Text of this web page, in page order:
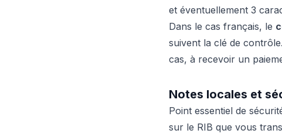
et éventuellement 3
Dans le cas français, le
suivent la clé de
cas, à recevoir un
Notes locales et
Point essentiel de
sur le RIB que vous